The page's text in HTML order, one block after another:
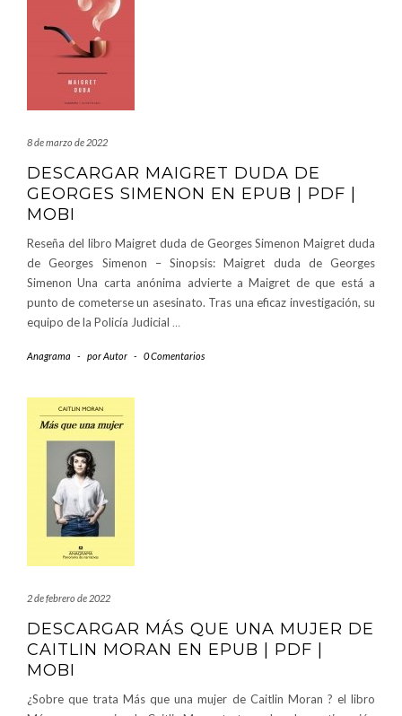
8 de marzo de 2022
DESCARGAR MAIGRET DUDA DE
GEORGES SIMENON EN EPUB | PDF |
MOBI
Reseña del libro Maigret duda de Georges Simenon Maigret duda
de Georges Simenon – Sinopsis: Maigret duda de Georges
Simenon Una carta anónima advierte a Maigret de que está a
punto de cometerse un asesinato. Tras una eficaz investigación, su
equipo de la Policía Judicial …
Anagrama - porAutor - 0 Comentarios
2 de febrero de 2022
DESCARGAR MÁS QUE UNA MUJER DE
CAITLIN MORAN EN EPUB | PDF |
MOBI
¿Sobre que trata Más que una mujer de Caitlin Moran ? el libro